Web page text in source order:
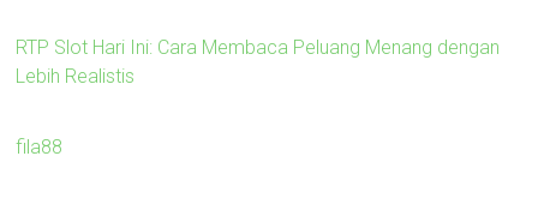
RTP Slot Hari Ini: Cara Membaca Peluang Menang dengan
Lebih Realistis
fila88